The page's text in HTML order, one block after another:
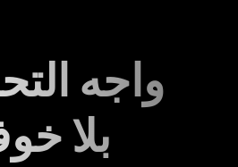
واجه
بلا